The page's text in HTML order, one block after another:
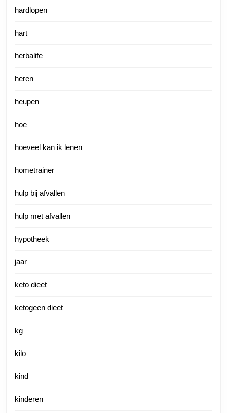
hardlopen
hart
herbalife
heren
heupen
hoe
hoeveel kan ik lenen
hometrainer
hulp bij afvallen
hulp met afvallen
hypotheek
jaar
keto dieet
ketogeen dieet
kg
kilo
kind
kinderen